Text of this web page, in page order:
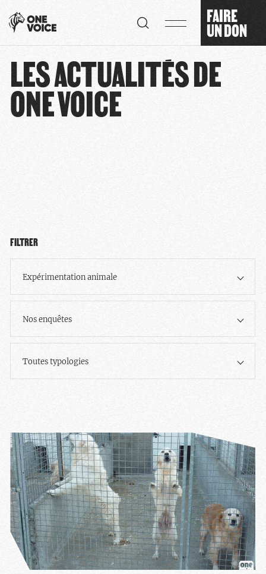
FAIRE
UN DON
LES ACTUALITÉS DE
ONE VOICE
FILTRER
Expérimentation animale
Nos enquêtes
Toutes typologies